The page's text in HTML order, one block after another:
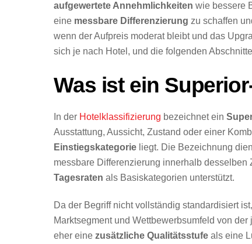
aufgewertete Annehmlichkeiten wie bessere
eine messbare Differenzierung zu schaffen
wenn der Aufpreis moderat bleibt und das
sich je nach Hotel, und die folgenden
Was ist ein
In der Hotelklassifizierung bezeichnet ein
Ausstattung, Aussicht, Zustand oder einer
Einstiegskategorie liegt. Die Bezeichnung
messbare Differenzierung innerhalb desselben
Tagesraten als Basiskategorien unterstützt.
Da der Begriff nicht vollständig standardisiert
Marktsegment und Wettbewerbsumfeld von
eher eine zusätzliche Qualitätsstufe als eine